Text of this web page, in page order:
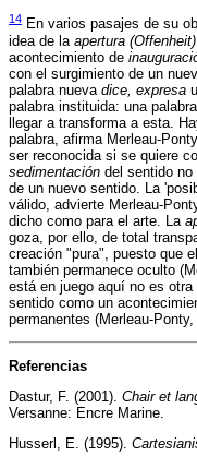
14 En varios pasajes de su
idea de la apertura (Offenheit)
acontecimiento de
con el surgimiento de un
palabra nueva dice, expresa
palabra instituida: una
llegar a transforma a esta.
palabra, afirma Merleau-
ser reconocida si se quiere
sedimentación del sentido
de un nuevo sentido. La
válido, advierte Merleau-
dicho como para el arte. La
goza, por ello, de total
creación "pura", puesto que
también permanece oculto
está en juego aquí no es
sentido como un
permanentes (Merleau-Ponty,
Referencias
Dastur, F. (2001). Chair et
Versanne: Encre Marine.
Husserl, E. (1995).